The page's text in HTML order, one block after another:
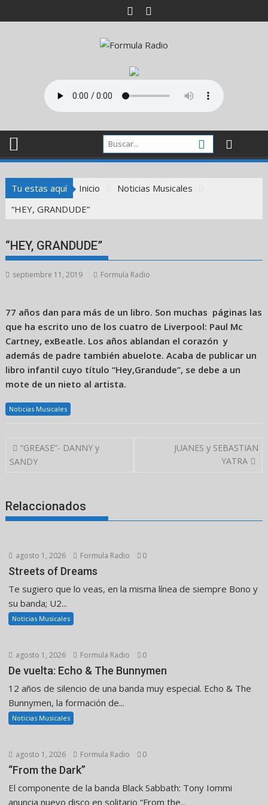
al
Tu estas aquí Inicio
Noticias Musicales
“HEY, GRANDUDE”
“HEY, GRANDUDE”
septiembre 11, 2019 Formula Radio
77 años dan para más de un libro. Son muchas páginas las
que ha escrito uno de los cuatro de Liverpool: Paul Mc
Cartney, exBeatle. Los años ablandan el corazón y
además de padre también abuelote. Acaba de publicar un
libro infantil cuyo título “Hey,Grandude”, se debe a un
mote de un nieto al artista.
Noticias Musicales
Navegación
de
“GREASE”- DANNY y
SANDY
JUANES y SEBASTIAN
YATRA
Relaccionados
agosto 1, 2026 Formula Radio 0
Streets of Dreams
Te sugiero que lo veas, en la misma línea de siempre Bono y
su banda; U2...
Noticias Musicales
agosto 1, 2026 Formula Radio 0
De vuelta: Echo & The Bunnymen
12 años de silencio de una banda muy especial. Echo & The
Bunnymen, la formación de...
Noticias Musicales
agosto 1, 2026 Formula Radio 0
“From the Dark”
El componente de la banda Black Sabbath: Tony Iommi
anuncia nuevo disco en solitario “From the...